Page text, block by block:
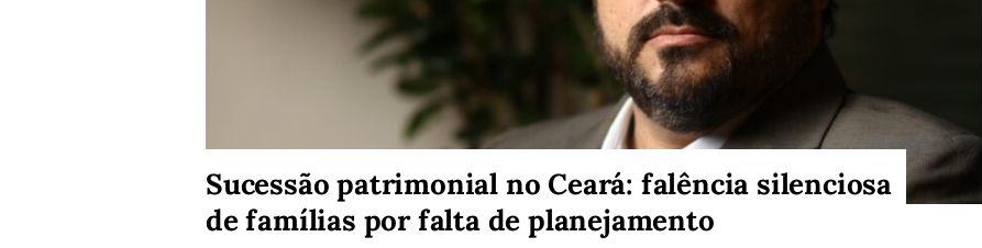
Sucessão patrimonial no Ceará: falência silenciosa
de famílias por falta de planejamento